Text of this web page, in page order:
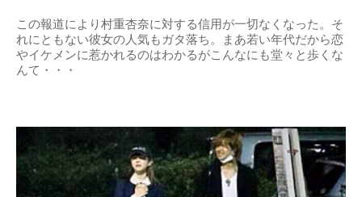
この報道により村重杏奈に対する信用が一切なくなった。そ
れにともない彼女の人気もガタ落ち。まあ若い年代だから恋
やイケメンに惹かれるのはわかるがこんなにも堂々と歩くな
んて・・・